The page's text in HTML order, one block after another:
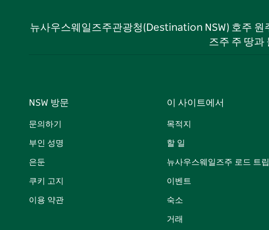
뉴사우스웨일즈주관광청(Destination NSW) 호주 원
즈주 주 땅과
NSW 방문
문의하기
부인 성명
은둔
쿠키 고지
이용 약관
이 사이트에서
목적지
할 일
뉴사우스웨일즈주 로드 트립
이벤트
숙소
거래